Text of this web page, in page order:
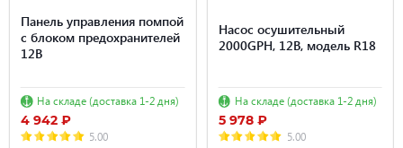
Панель управления помпой
с блоком предохранителей
12В
На складе (доставка 1-2 дня)
4 942 ₽
5.00
Насос осушительный
2000GPH, 12В, модель R18
На складе (доставка 1-2 дня)
5 978 ₽
5.00